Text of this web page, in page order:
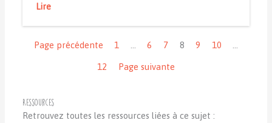
Lire
Page précédente
1 … 6 7 8 9 10 …
12 Page suivante
Ressources
Retrouvez toutes les ressources liées à ce sujet :